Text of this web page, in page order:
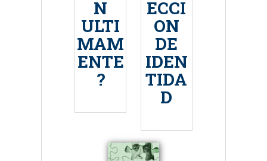
N
ULTI
MAM
ENTE
?
ECCI
ON
DE
IDEN
TIDA
D